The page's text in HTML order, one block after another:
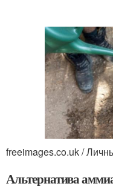
freeimages.co.uk /
Альтернатива